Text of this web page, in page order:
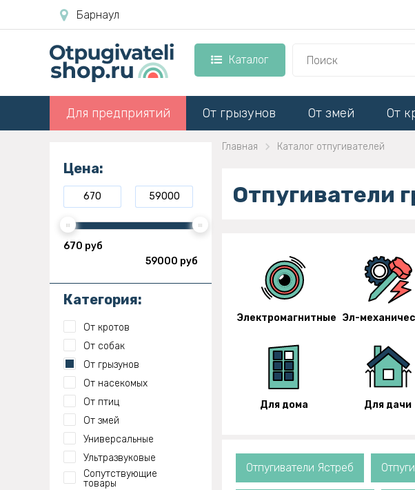
Барнаул
Каталог
Для предприятий От грызунов От змей От
Цена:
670 руб
59000 руб
Категория:
От кротов
От собак
От грызунов
От насекомых
От птиц
От змей
Универсальные
Ультразвуковые
Сопутствующие
товары
Главная Каталог отпугивателей
Отпугиватели
Электромагнитные Эл-
Для дома Для дачи
Отпугиватели Ястреб